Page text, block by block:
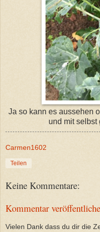
Ja so kann es aussehen
und mit selbst
Carmen1602
Teilen
Keine Kommentare:
Kommentar
Vielen Dank dass du dir die